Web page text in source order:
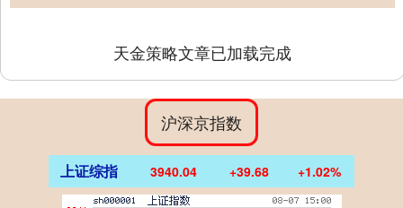
天金策略文章已加载完成
沪深京指数
上证综指 3940.04 +39.68 +1.02%